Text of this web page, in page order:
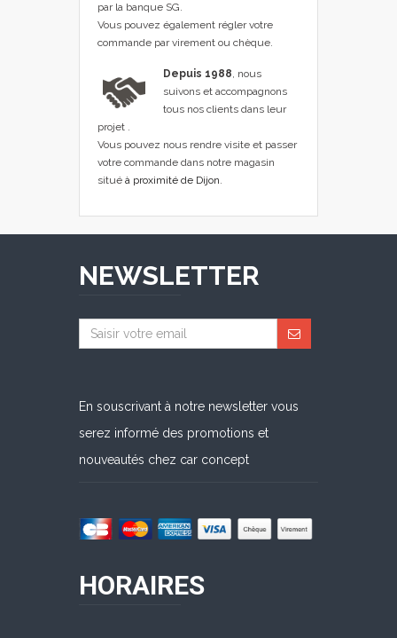
par la banque SG.
Vous pouvez également régler votre
commande par virement ou chèque.
Depuis 1988, nous
suivons et accompagnons
tous nos clients dans leur
projet .
Vous pouvez nous rendre visite et passer
votre commande dans notre magasin
situé à proximité de Dijon.
NEWSLETTER
En souscrivant à notre newsletter vous
serez informé des promotions et
nouveautés chez car concept
HORAIRES